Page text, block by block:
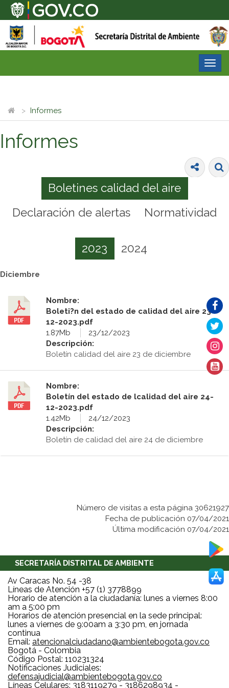
Informes
Informes
Boletines calidad del aire
Declaración de alertas
Normatividad
2023 2024
Diciembre
Nombre:
Boleti?n del estado de calidad del aire 23-
12-2023.pdf
1.87Mb
23/12/2023
Descripción:
Boletín calidad del aire 23 de diciembre
Nombre:
Boletín del estado de lcalidad del aire 24-
12-2023.pdf
1.42Mb
24/12/2023
Descripción:
Boletín de calidad del aire 24 de diciembre
Número de visitas a esta página 30621927
Fecha de publicación 07/04/2021
Última modificación 07/04/2021
SECRETARÍA DISTRITAL DE AMBIENTE
Av Caracas No. 54 -38
Líneas de Atención +57 (1) 3778899
Horario de atención a la ciudadanía: lunes a viernes 8:00
am a 5:00 pm
Horarios de atención presencial en la sede principal:
lunes a viernes de 9:00am a 3:30 pm, en jornada
continua
Email: atencionalciudadano@ambientebogota.gov.co
Bogotá - Colombia
Código Postal: 110231324
Notificaciones Judiciales:
defensajudicial@ambientebogota.gov.co
Líneas Celulares: 3183119279 - 3186298934 -